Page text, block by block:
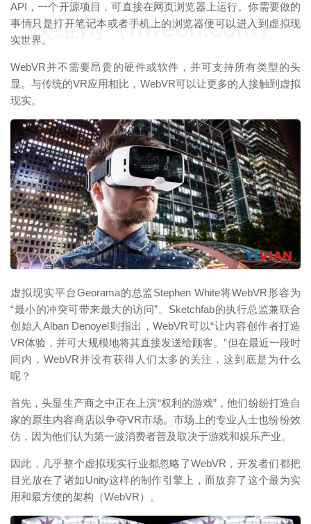
API，一个开源项目，可直接在网页浏览器上运行。你需要做的
事情只是打开笔记本或者手机上的浏览器便可以进入到虚拟现
实世界。
WebVR并不需要昂贵的硬件或软件，并可支持所有类型的头
显。与传统的VR应用相比，WebVR可以让更多的人接触到虚拟
现实。
虚拟现实平台Georama的总监Stephen White将WebVR形容为
“最小的冲突可带来最大的访问”。Sketchfab的执行总监兼联合
创始人Alban Denoyel则指出，WebVR可以“让内容创作者打造
VR体验，并可大规模地将其直接发送给顾客。”但在最近一段时
间内，WebVR并没有获得人们太多的关注，这到底是为什么
呢？
首先，头显生产商之中正在上演“权利的游戏”，他们纷纷打造自
家的原生内容商店以争夺VR市场。市场上的专业人士也纷纷效
仿，因为他们认为第一波消费者普及取决于游戏和娱乐产业。
因此，几乎整个虚拟现实行业都忽略了WebVR，开发者们都把
目光放在了诸如Unity这样的制作引擎上，而放弃了这个最为实
用和最方便的架构（WebVR）。
映维网（nweon.com）
映维网（nweon.com）
映维网（nweon.com）